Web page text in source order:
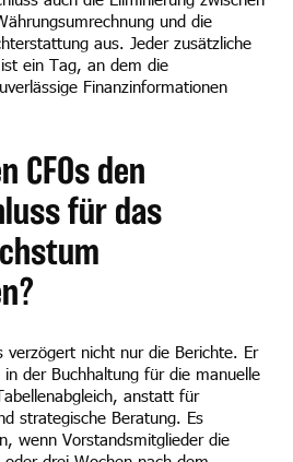
und die
aus. Jeder zusätzliche
ein Tag, an dem die
Finanzinformationen
CFOs den
für das
verzögert nicht nur die Berichte. Er
der Buchhaltung für die manuelle
anstatt für
strategische Beratung. Es
wenn Vorstandsmitglieder die